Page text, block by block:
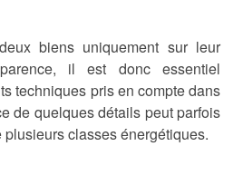
biens uniquement sur leur
il est donc essentiel
techniques pris en compte dans
de quelques détails peut parfois
classes énergétiques.